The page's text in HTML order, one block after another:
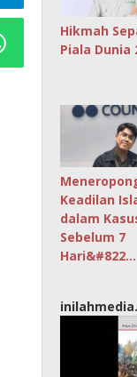
Hikmah
Piala Dunia
Keadilan
dalam
Sebelum 7
Hari&#822…